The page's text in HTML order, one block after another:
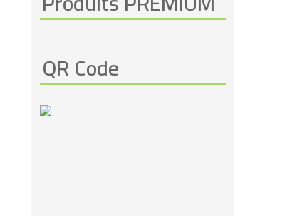
QR Code